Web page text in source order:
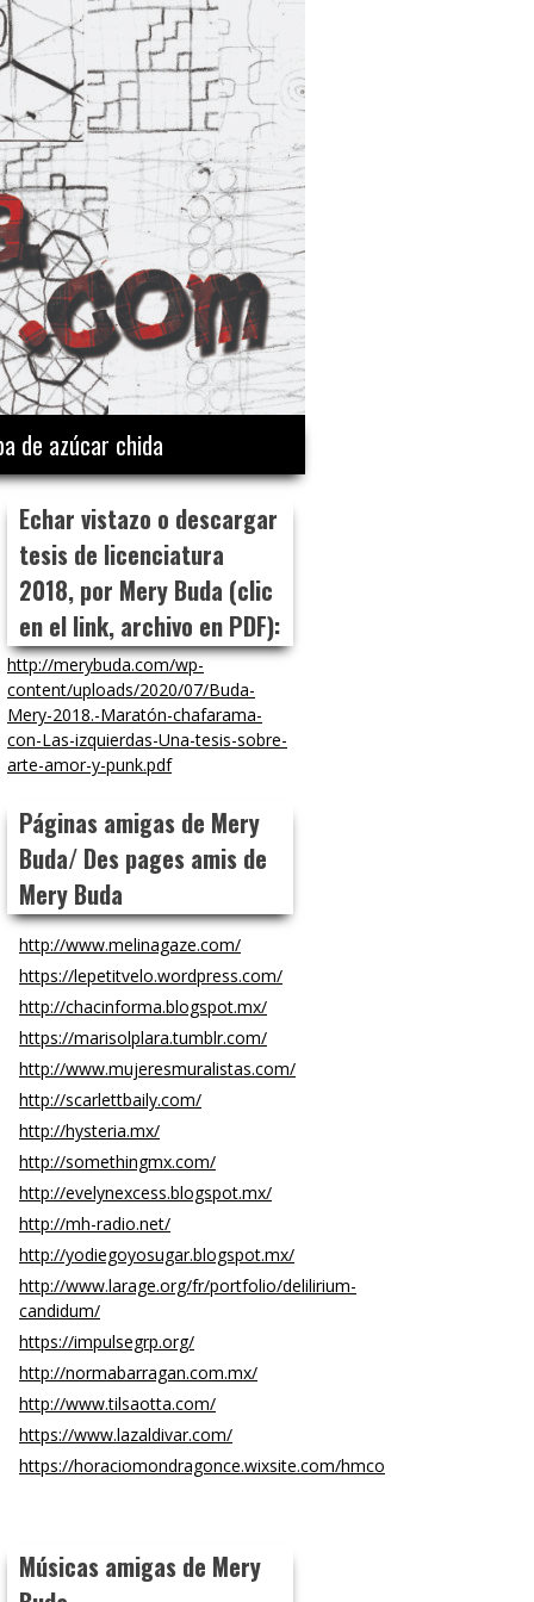
de azúcar chida
Echar vistazo o descargar
tesis de licenciatura
2018, por Mery Buda (clic
en el link, archivo en PDF):
http://merybuda.com/wp-
content/uploads/2020/07/Buda-
Mery-2018.-Maratón-chafarama-
con-Las-izquierdas-Una-tesis-sobre-
arte-amor-y-punk.pdf
Páginas amigas de Mery
Buda/ Des pages amis de
Mery Buda
http://www.melinagaze.com/
https://lepetitvelo.wordpress.com/
http://chacinforma.blogspot.mx/
https://marisolplara.tumblr.com/
http://www.mujeresmuralistas.com/
http://scarlettbaily.com/
http://hysteria.mx/
http://somethingmx.com/
http://evelynexcess.blogspot.mx/
http://mh-radio.net/
http://yodiegoyosugar.blogspot.mx/
http://www.larage.org/fr/portfolio/delilirium-
candidum/
https://impulsegrp.org/
http://normabarragan.com.mx/
http://www.tilsaotta.com/
https://www.lazaldivar.com/
https://horaciomondragonce.wixsite.com/hmco
Músicas amigas de Mery